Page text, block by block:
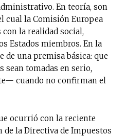
En teoría, son
cual la Comisión Europea
la realidad social,
Estados miembros. En la
de una premisa básica: que
sean tomadas en serio,
cuando no confirman el
ocurrió con la reciente
la Directiva de Impuestos